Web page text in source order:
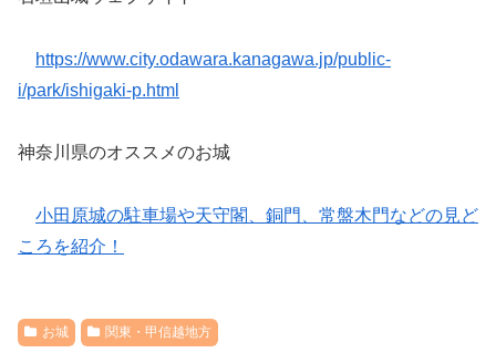
https://www.city.odawara.kanagawa.jp/public-
i/park/ishigaki-p.html
神奈川県のオススメのお城
小田原城の駐車場や天守閣、銅門、常盤木門などの見ど
ころを紹介！
お城 関東・甲信越地方